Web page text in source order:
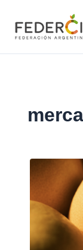
contenido